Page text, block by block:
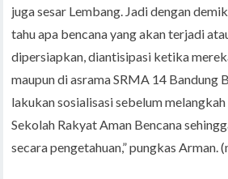
juga sesar Lembang. Jadi dengan
tahu apa bencana yang akan terjadi
dipersiapkan, diantisipasi ketika
maupun di asrama SRMA 14 Bandung
lakukan sosialisasi sebelum
Sekolah Rakyat Aman Bencana
secara pengetahuan,” pungkas Arman.